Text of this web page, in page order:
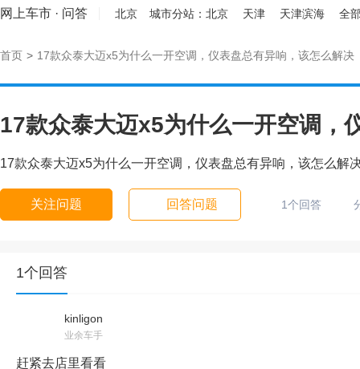
网上车市 · 问答 北京 城市分站： 北京 天津 天津滨海 全
首页 > 17款众泰大迈x5为什么一开空调，仪表盘总有异响，该怎么解决
17款众泰大迈x5为什么一开空调，
17款众泰大迈x5为什么一开空调，仪表盘总有异响，该怎么解
关注问题 回答问题 1个回答
1个回答
kinligon
业余车手
赶紧去店里看看